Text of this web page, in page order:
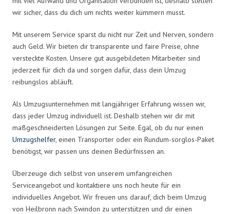
wir sicher, dass du dich um nichts weiter kümmern musst.
Mit unserem Service sparst du nicht nur Zeit und Nerven, sondern
auch Geld. Wir bieten dir transparente und faire Preise, ohne
versteckte Kosten. Unsere gut ausgebildeten Mitarbeiter sind
jederzeit für dich da und sorgen dafür, dass dein Umzug
reibungslos abläuft.
Als Umzugsunternehmen mit langjähriger Erfahrung wissen wir,
dass jeder Umzug individuell ist. Deshalb stehen wir dir mit
maßgeschneiderten Lösungen zur Seite. Egal, ob du nur einen
Umzugshelfer, einen Transporter oder ein Rundum-sorglos-Paket
benötigst, wir passen uns deinen Bedürfnissen an.
Überzeuge dich selbst von unserem umfangreichen
Serviceangebot und kontaktiere uns noch heute für ein
individuelles Angebot. Wir freuen uns darauf, dich beim Umzug
von Heilbronn nach Swindon zu unterstützen und dir einen